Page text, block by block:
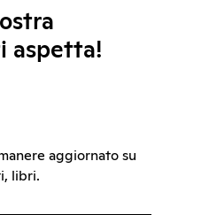
aspetta!
aggiornato su
libri.